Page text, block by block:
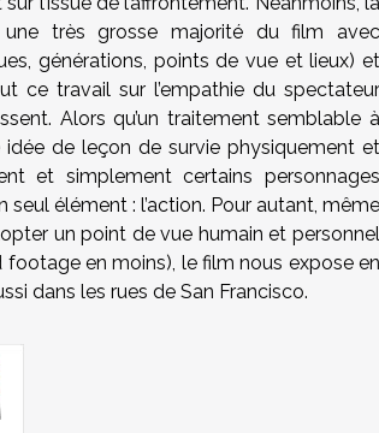
une très grosse majorité du film avec
générations, points de vue et lieux) et
ce travail sur l’empathie du spectateur
Alors qu’un traitement semblable à
de leçon de survie physiquement et
et simplement certains personnages
élément : l’action. Pour autant, même
un point de vue humain et personnel
en moins), le film nous expose en
dans les rues de San Francisco.